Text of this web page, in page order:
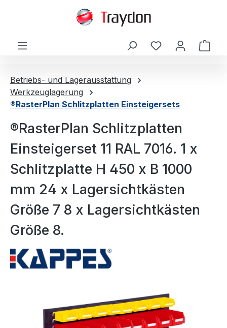
Betriebs- und Lagerausstattung
Werkzeuglagerung
®RasterPlan Schlitzplatten Einsteigersets
®RasterPlan Schlitzplatten
Einsteigerset 11 RAL 7016. 1 x
Schlitzplatte H 450 x B 1000
mm 24 x Lagersichtkästen
Größe 7 8 x Lagersichtkästen
Größe 8.